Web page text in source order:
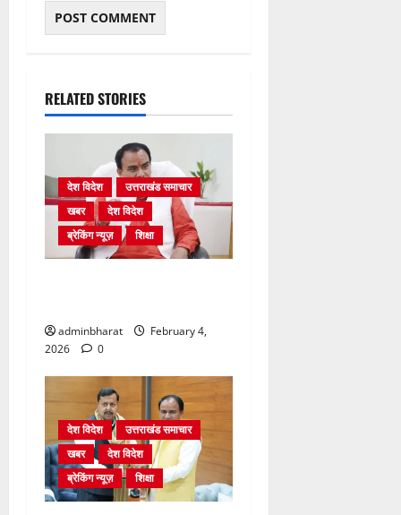
RELATED STORIES
देश विदेश
उत्तराखंड समाचार
खबर
देश विदेश
ब्रेकिंग न्यूज़
शिक्षा
adminbharat
February 4,
2026
0
देश विदेश
उत्तराखंड समाचार
खबर
देश विदेश
ब्रेकिंग न्यूज़
शिक्षा